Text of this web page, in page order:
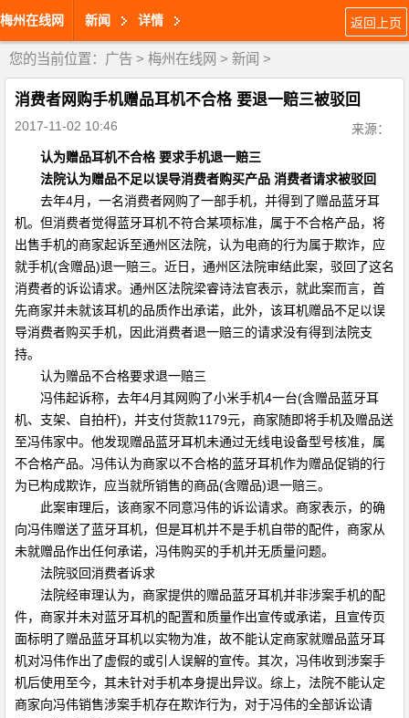
梅州在线网 新闻 详情 返回上页
您的当前位置： 广告 > 梅州在线网 > 新闻 >
消费者网购手机赠品耳机不合格 要退一赔三被驳回
2017-11-02 10:46
来源：
认为赠品耳机不合格 要求手机退一赔三
法院认为赠品不足以误导消费者购买产品 消费者请求被驳回
去年4月，一名消费者网购了一部手机，并得到了赠品蓝牙耳
机。但消费者觉得蓝牙耳机不符合某项标准，属于不合格产品，将
出售手机的商家起诉至通州区法院，认为电商的行为属于欺诈，应
就手机(含赠品)退一赔三。近日，通州区法院审结此案，驳回了这名
消费者的诉讼请求。通州区法院梁睿诗法官表示，就此案而言，首
先商家并未就该耳机的品质作出承诺，此外，该耳机赠品不足以误
导消费者购买手机，因此消费者退一赔三的请求没有得到法院支
持。
认为赠品不合格要求退一赔三
冯伟起诉称，去年4月其网购了小米手机4一台(含赠品蓝牙耳
机、支架、自拍杆)，并支付货款1179元，商家随即将手机及赠品送
至冯伟家中。他发现赠品蓝牙耳机未通过无线电设备型号核准，属
不合格产品。冯伟认为商家以不合格的蓝牙耳机作为赠品促销的行
为已构成欺诈，应当就所销售的商品(含赠品)退一赔三。
此案审理后，该商家不同意冯伟的诉讼请求。商家表示，的确
向冯伟赠送了蓝牙耳机，但是耳机并不是手机自带的配件，商家从
未就赠品作出任何承诺，冯伟购买的手机并无质量问题。
法院驳回消费者诉求
法院经审理认为，商家提供的赠品蓝牙耳机并非涉案手机的配
件，商家并未对蓝牙耳机的配置和质量作出宣传或承诺，且宣传页
面标明了赠品蓝牙耳机以实物为准，故不能认定商家就赠品蓝牙耳
机对冯伟作出了虚假的或引人误解的宣传。其次，冯伟收到涉案手
机后使用至今，其未针对手机本身提出异议。综上，法院不能认定
商家向冯伟销售涉案手机存在欺诈行为，对于冯伟的全部诉讼请